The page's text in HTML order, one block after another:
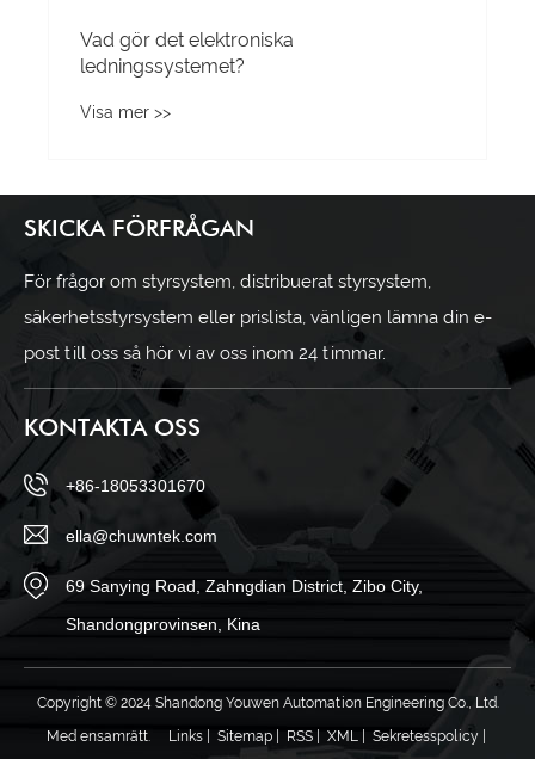
SKICKA FÖRFRÅGAN
För frågor om styrsystem, distribuerat styrsystem,
säkerhetsstyrsystem eller prislista, vänligen lämna din e-
post till oss så hör vi av oss inom 24 timmar.
KONTAKTA OSS
+86-18053301670
ella@chuwntek.com
69 Sanying Road, Zahngdian District, Zibo City,
Shandongprovinsen, Kina
Copyright © 2024 Shandong Youwen Automation Engineering Co., Ltd.
Med ensamrätt.
Links| Sitemap| RSS| XML Sekretesspolicy